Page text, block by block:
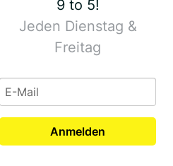
9 to 5!
Jeden Dienstag &
Freitag
Anmelden